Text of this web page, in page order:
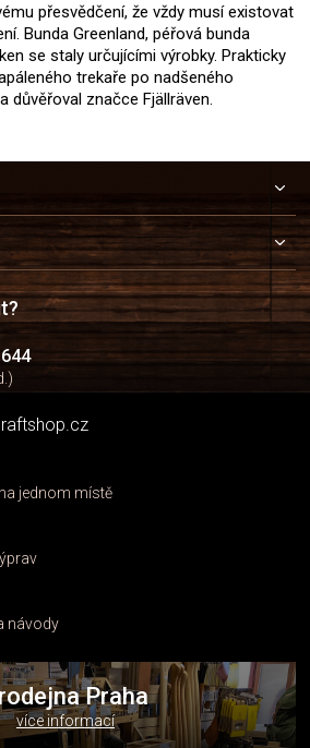
přesvědčení, že vždy musí existovat
Bunda Greenland, péřová bunda
se staly určujícími výrobky. Prakticky
trekaře po nadšeného
důvěřoval značce Fjällräven.
jednom místě
návody
Praha
více informací